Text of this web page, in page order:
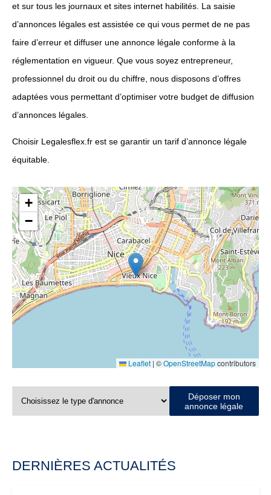
et sur tous les journaux et sites internet habilités. La saisie
d’annonces légales est assistée ce qui vous permet de ne pas
faire d’erreur et diffuser une annonce légale conforme à la
réglementation en vigueur. Que vous soyez entrepreneur,
professionnel du droit ou du chiffre, nous disposons d’offres
adaptées vous permettant d’optimiser votre budget de diffusion
d’annonces légales.
Choisir Legalesflex.fr est se garantir un tarif d’annonce légale
équitable.
+
−
Leaflet | ©OpenStreetMapcontributors
Déposer mon
annonce légale
DERNIÈRES ACTUALITÉS